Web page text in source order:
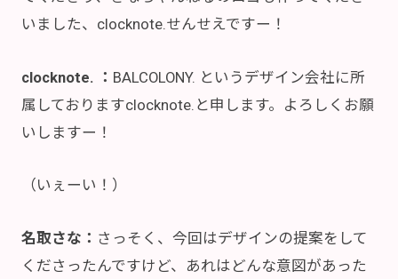
いました、clocknote.せんせえですー！
clocknote. ： BALCOLONY. というデザイン会社に所
属しておりますclocknote.と申します。よろしくお願
いしますー！
（いぇーい！）
名取さな： さっそく、今回はデザインの提案をして
くださったんですけど、あれはどんな意図があった